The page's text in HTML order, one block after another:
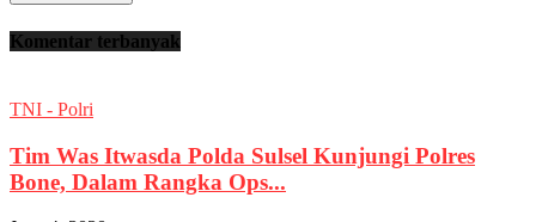
Komentar terbanyak
TNI - Polri
Tim Was Itwasda Polda Sulsel Kunjungi Polres
Bone, Dalam Rangka Ops...